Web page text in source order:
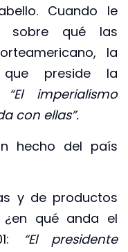
Cuando le
sobre qué las
la
preside la
“El imperialismo
con ellas”.
hecho del país
y de productos
qué anda el
“El presidente